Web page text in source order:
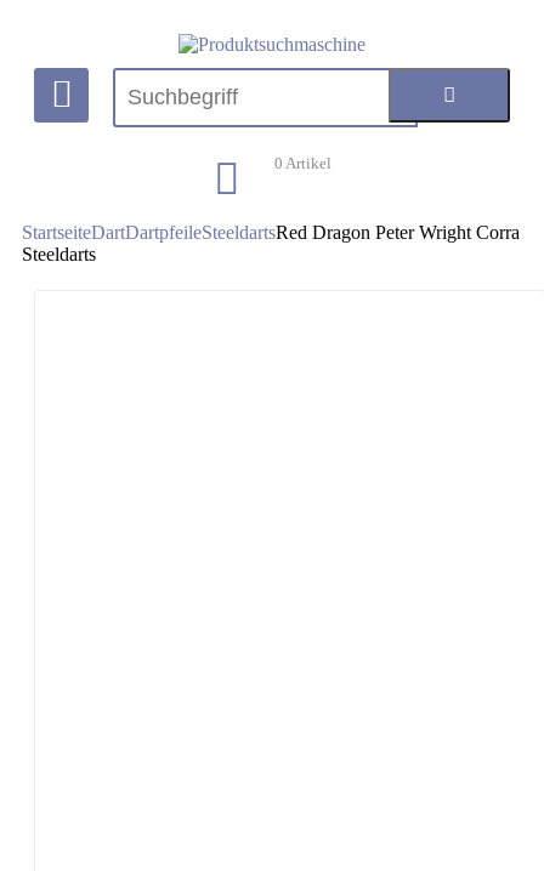
0 Artikel
StartseiteDartDartpfeileSteeldartsRed Dragon Peter Wright Corra
Steeldarts